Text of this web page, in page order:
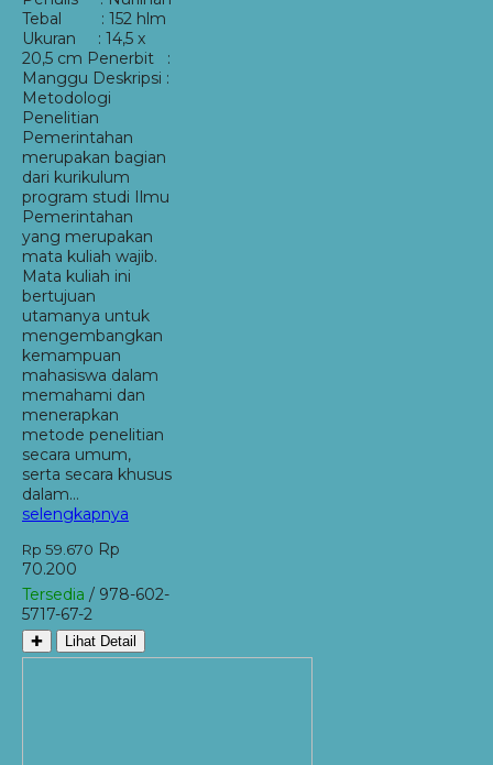
Tebal : 152 hlm
Ukuran : 14,5 x
20,5 cm Penerbit :
Manggu Deskripsi :
Metodologi
Penelitian
Pemerintahan
merupakan bagian
dari kurikulum
program studi Ilmu
Pemerintahan
yang merupakan
mata kuliah wajib.
Mata kuliah ini
bertujuan
utamanya untuk
mengembangkan
kemampuan
mahasiswa dalam
memahami dan
menerapkan
metode penelitian
secara umum,
serta secara khusus
dalam…
selengkapnya
Rp 59.670 Rp
70.200
Tersedia / 978-602-
5717-67-2
✚ Lihat Detail